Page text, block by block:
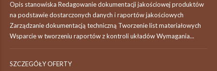
Opis stanowiska Redagowanie dokumentacji jakościowej produktów
na podstawie dostarczonych danych i raportów jakościowych
Zarządzanie dokumentacją techniczną Tworzenie list materiałowych
Wsparcie w tworzeniu raportów z kontroli układów Wymagania...
SZCZEGÓŁY OFERTY